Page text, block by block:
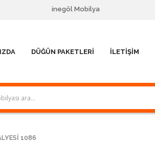
inegöl Mobilya
DÜĞÜN PAKETLERI İLETIŞIM
1086